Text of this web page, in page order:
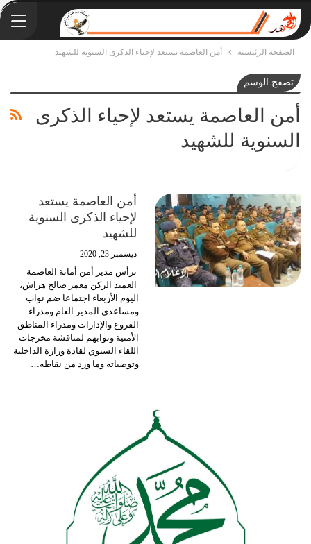
الصفحة الرئيسية أمن العاصمة يستعد لإحياء الذكرى السنوية للشهيد
تصفح الوسم
أمن العاصمة يستعد لإحياء الذكرى
السنوية للشهيد
أمن العاصمة يستعد
لإحياء الذكرى السنوية
للشهيد
ديسمبر 23, 2020
ترأس مدير أمن أمانة العاصمة
العميد الركن معمر صالح هراش،
اليوم الأربعاء اجتماعا ضم نواب
ومساعدي المدير العام ومدراء
الفروع والإدارات ومدراء المناطق
الأمنية ونوابهم لمناقشة مخرجات
اللقاء السنوي لقادة وزارة الداخلية
وتوصياته وما ورد من نقاطه…